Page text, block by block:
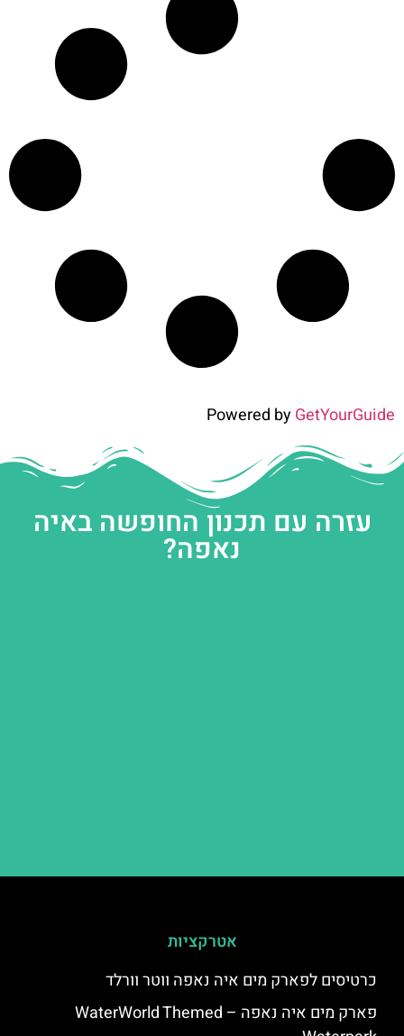
Powered byGetYourGuide
עזרה עם תכנון החופשה באיה
נאפה?
אטרקציות
כרטיסים לפארק מים איה נאפה ווטר וורלד
פארק מים איה נאפה – ‪‪WaterWorld Themed